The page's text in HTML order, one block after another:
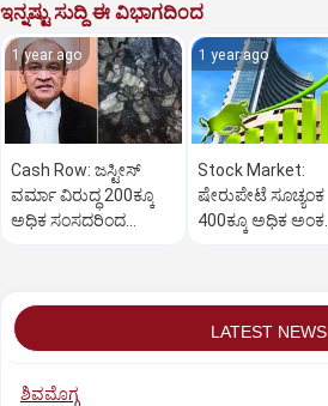
ಇನ್ನಷ್ಟು ಸುದ್ದಿ ಈ ವಿಭಾಗದಿಂದ
1 year ago
Cash Row: ಜಸ್ಟೀಸ್‌
ವರ್ಮಾ ವಿರುದ್ಧ 200ಕ್ಕೂ
ಅಧಿಕ ಸಂಸದರಿಂದ
1 year ago
Stock Market:
ಷೇರುಪೇಟೆ ಸೂಚ್ಯಂಕ
400ಕ್ಕೂ ಅಧಿಕ ಅಂಕ
LATEST NEWS
ಶಿವಮೊಗ್ಗ